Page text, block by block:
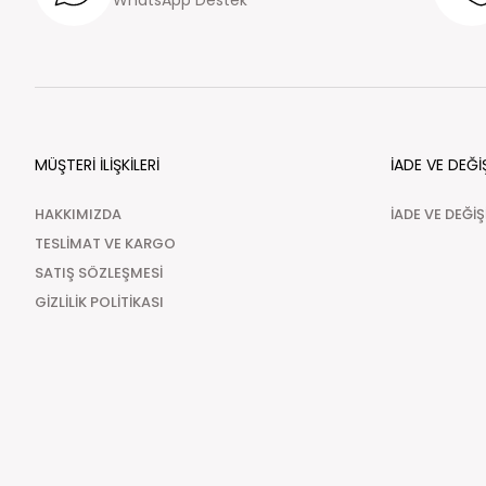
MÜŞTERİ İLİŞKİLERİ
HAKKIMIZDA
TESLİMAT VE KARGO
SATIŞ SÖZLEŞMESİ
GİZLİLİK POLİTİKASI
İADE VE
İADE VE